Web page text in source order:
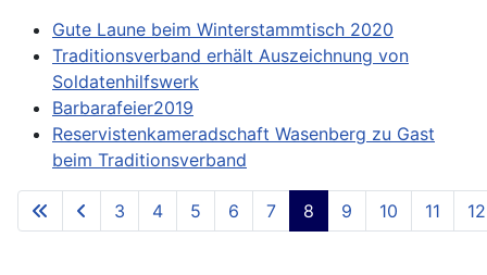
Gute Laune beim Winterstammtisch 2020
Traditionsverband erhält Auszeichnung von
Soldatenhilfswerk
Barbarafeier2019
Reservistenkameradschaft Wasenberg zu Gast
beim Traditionsverband
Seite 8 von 13
3 4 5 6 7 8 9 10 11 12